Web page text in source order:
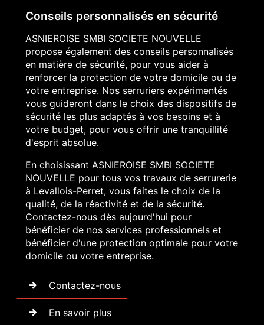
Conseils personnalisés en sécurité
ASNIEROISE SMBI SOCIETE NOUVELLE
propose également des conseils personnalisés
en matière de sécurité, pour vous aider à
renforcer la protection de votre domicile ou de
votre entreprise. Nos serruriers expérimentés
vous guideront dans le choix des dispositifs de
sécurité les plus adaptés à vos besoins et à
votre budget, pour vous offrir une tranquillité
d'esprit absolue.
En choisissant ASNIEROISE SMBI SOCIETE
NOUVELLE pour tous vos travaux de serrurerie
à Levallois-Perret, vous faites le choix de la
qualité, de la réactivité et de la sécurité.
Contactez-nous dès aujourd'hui pour
bénéficier de nos services professionnels et
bénéficier d'une protection optimale pour votre
domicile ou votre entreprise.
En savoir plus
Contactez-nous